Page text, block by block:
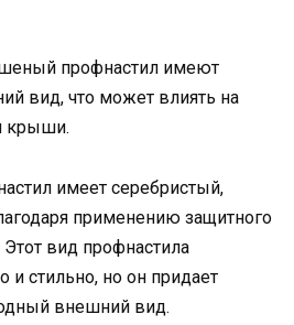
профнастил имеют
вид, что может влиять на
крыши.
имеет серебристый,
применению защитного
вид профнастила
и стильно, но он придает
внешний вид.